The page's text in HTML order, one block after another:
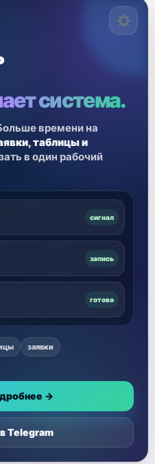
система.
времени на
таблицы и
в один рабочий
сигнал
запись
готово
заявки
→
Telegram